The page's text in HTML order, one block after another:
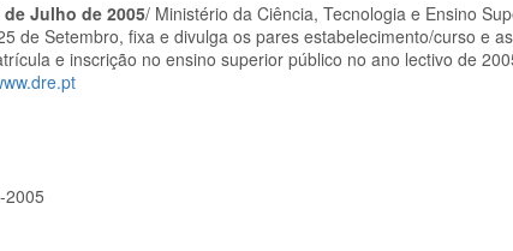
de Julho de 2005/ Ministério da Ciência, Tecnologia e Ensino
de Setembro, fixa e divulga os pares estabelecimento/curso e
e inscrição no ensino superior público no ano lectivo de
2005